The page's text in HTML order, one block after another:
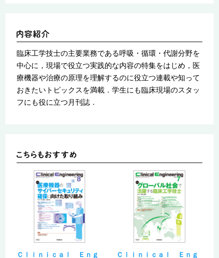
臨床工学技士の主要業務である呼吸・循環・代謝分野を
中心に，現場で役立つ実践的な内容の特集をはじめ，医
療機器や治療の原理を理解するのに役立つ連載や知って
おきたいトピックスを満載．学生にも臨床現場のスタッ
フにも役に立つ月刊誌．
Ｃｌｉｎｉｃａｌ Ｅｎｇ
Ｃｌｉｎｉｃａｌ Ｅｎｇ